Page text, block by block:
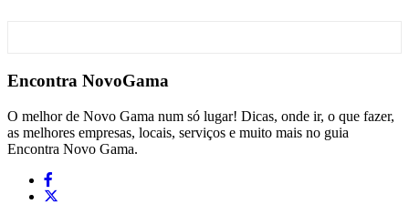
Encontra NovoGama
O melhor de Novo Gama num só lugar! Dicas, onde ir, o que fazer,
as melhores empresas, locais, serviços e muito mais no guia
Encontra Novo Gama.